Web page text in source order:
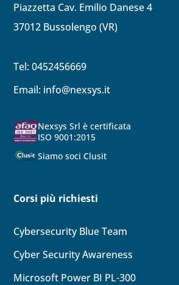
Piazzetta Cav. Emilio Danese 4
37012 Bussolengo (VR)
Tel: 0452456669
Email: info@nexsys.it
Nexsys Srl è certificata
ISO 9001:2015
Siamo soci Clusit
Corsi più richiesti
Cybersecurity Blue Team
Cyber Security Awareness
Microsoft Power BI PL-300